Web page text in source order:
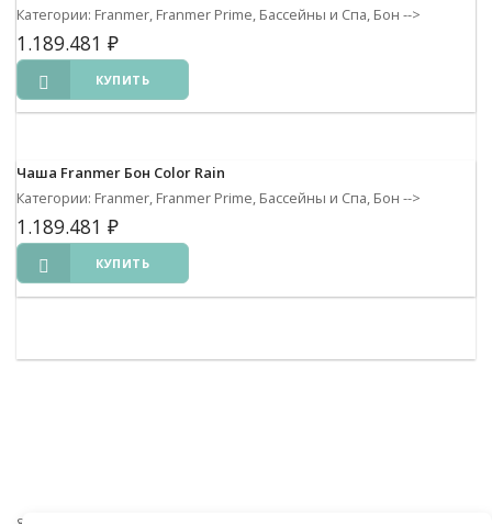
Категории: Franmer, Franmer Prime, Бассейны и Спа, Бон -->
1.189.481 ₽
КУПИТЬ
Чаша Franmer Бон Color Rain
Категории: Franmer, Franmer Prime, Бассейны и Спа, Бон -->
1.189.481 ₽
КУПИТЬ